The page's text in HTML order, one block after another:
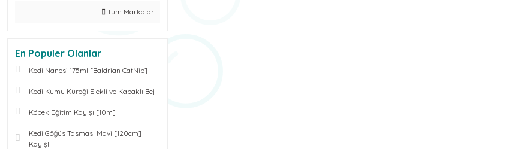
Tüm Markalar
En Populer Olanlar
Kedi Nanesi 175ml [Baldrian CatNip]
Kedi Kumu Küreği Elekli ve Kapaklı Bej
Köpek Eğitim Kayışı [10m]
Kedi Göğüs Tasması Mavi [120cm]
Kayışlı